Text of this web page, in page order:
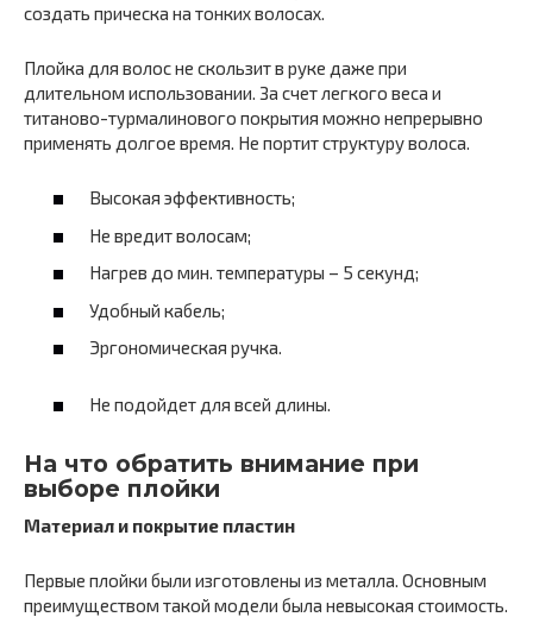
создать прическа на тонких волосах.
Плойка для волос не скользит в руке даже при
длительном использовании. За счет легкого веса и
титаново-турмалинового покрытия можно непрерывно
применять долгое время. Не портит структуру волоса.
Высокая эффективность;
Не вредит волосам;
Нагрев до мин. температуры – 5 секунд;
Удобный кабель;
Эргономическая ручка.
Не подойдет для всей длины.
На что обратить внимание при
выборе плойки
Материал и покрытие пластин
Первые плойки были изготовлены из металла. Основным
преимуществом такой модели была невысокая стоимость.